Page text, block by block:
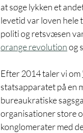
at søge lykken et
levetid var loven hele
politi og retsvæsen
orange revolution og
Efter 2014 taler vi om
statsapparatet på en
bureaukratiske
organisationer store
konglomerater med